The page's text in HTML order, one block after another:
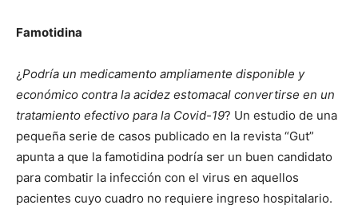
Famotidina
¿Podría un medicamento ampliamente disponible y
económico contra la acidez estomacal convertirse en un
tratamiento efectivo para la Covid-19? Un estudio de una
pequeña serie de casos publicado en la revista “Gut”
apunta a que la famotidina podría ser un buen candidato
para combatir la infección con el virus en aquellos
pacientes cuyo cuadro no requiere ingreso hospitalario.